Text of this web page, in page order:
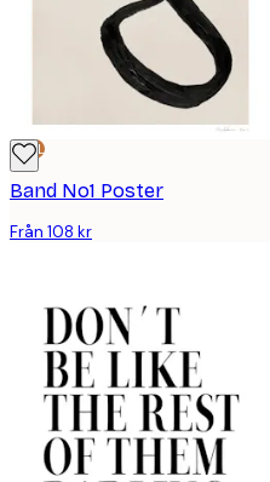
DEAL
Band No1 Poster
Från 108 kr